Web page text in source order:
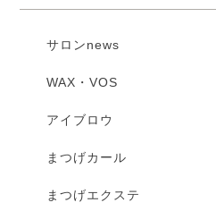
サロンnews
WAX・VOS
アイブロウ
まつげカール
まつげエクステ